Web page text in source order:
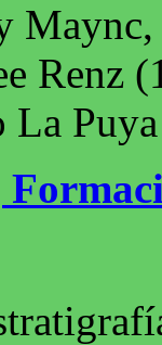
Renz